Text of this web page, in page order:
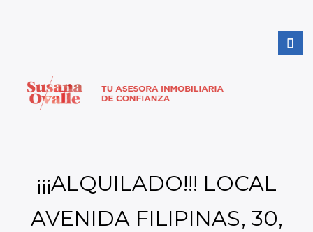
¡¡¡ALQUILADO!!! LOCAL
AVENIDA FILIPINAS, 30,